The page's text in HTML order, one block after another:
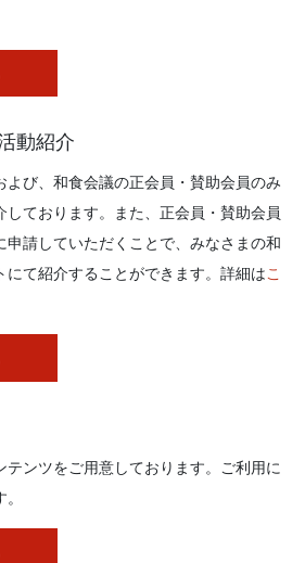
動紹介
よび、和食会議の正会員・賛助会員のみ
しております。また、正会員・賛助会員
申請していただくことで、みなさまの和
にて紹介することができます。詳細はこ
テンツをご用意しております。ご利用に